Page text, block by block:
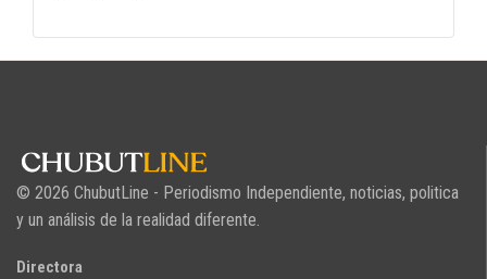
© 2026 ChubutLine - Periodismo Independiente, noticias, politica
y un análisis de la realidad diferente.
Directora